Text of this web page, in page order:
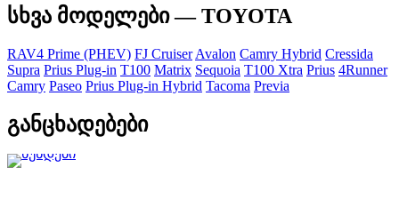
სხვა მოდელები — TOYOTA
RAV4 Prime (PHEV) FJ Cruiser Avalon Camry Hybrid Cressida
Supra Prius Plug-in T100 Matrix Sequoia T100 Xtra Prius 4Runner
Camry Paseo Prius Plug-in Hybrid Tacoma Previa
განცხადებები